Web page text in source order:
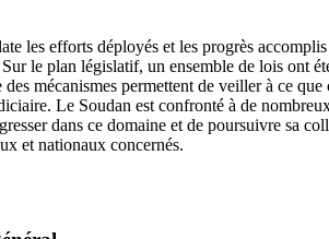
les efforts déployés et les progrès
le plan législatif, un ensemble de lois ont
des mécanismes permettent de veiller à ce
Le Soudan est confronté à de
dans ce domaine et de poursuivre sa
et nationaux concernés.